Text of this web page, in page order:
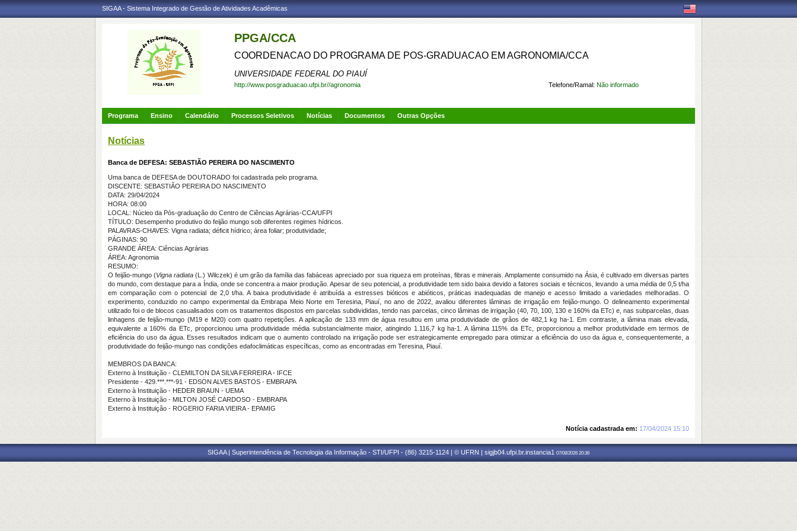
SIGAA - Sistema Integrado de Gestão de Atividades Acadêmicas
PPGA/CCA
COORDENACAO DO PROGRAMA DE POS-GRADUACAO EM AGRONOMIA/CCA
UNIVERSIDADE FEDERAL DO PIAUÍ
Telefone/Ramal: Não informado
http://www.posgraduacao.ufpi.br//agronomia
Programa Ensino Calendário Processos Seletivos Notícias Documentos Outras Opções
Notícias
Banca de DEFESA: SEBASTIÃO PEREIRA DO NASCIMENTO
Uma banca de DEFESA de DOUTORADO foi cadastrada pelo programa.
DISCENTE: SEBASTIÃO PEREIRA DO NASCIMENTO
DATA: 29/04/2024
HORA: 08:00
LOCAL: Núcleo da Pós-graduação do Centro de Ciências Agrárias-CCA/UFPI
TÍTULO: Desempenho produtivo do feijão mungo sob diferentes regimes hídricos.
PALAVRAS-CHAVES: Vigna radiata; déficit hídrico; área foliar; produtividade;
PÁGINAS: 90
GRANDE ÁREA: Ciências Agrárias
ÁREA: Agronomia
RESUMO:
O feijão-mungo (Vigna radiata(L.) Wilczek) é um grão da família das fabáceas apreciado por sua riqueza em proteínas, fibras e minerais. Amplamente consumido na Ásia, é cultivado em diversas partes
do mundo, com destaque para a Índia, onde se concentra a maior produção. Apesar de seu potencial, a produtividade tem sido baixa devido a fatores sociais e técnicos, levando a uma média de 0,5 t/ha
em comparação com o potencial de 2,0 t/ha. A baixa produtividade é atribuída a estresses bióticos e abióticos, práticas inadequadas de manejo e acesso limitado a variedades melhoradas. O
experimento, conduzido no campo experimental da Embrapa Meio Norte em Teresina, Piauí, no ano de 2022, avaliou diferentes lâminas de irrigação em feijão-mungo. O delineamento experimental
utilizado foi o de blocos casualisados com os tratamentos dispostos em parcelas subdivididas, tendo nas parcelas, cinco lâminas de irrigação (40, 70, 100, 130 e 160% da ETc) e, nas subparcelas, duas
linhagens de feijão-mungo (M19 e M20) com quatro repetições. A aplicação de 133 mm de água resultou em uma produtividade de grãos de 482,1 kg ha-1. Em contraste, a lâmina mais elevada,
equivalente a 160% da ETc, proporcionou uma produtividade média substancialmente maior, atingindo 1.116,7 kg ha-1. A lâmina 115% da ETc, proporcionou a melhor produtividade em termos de
eficiência do uso da água. Esses resultados indicam que o aumento controlado na irrigação pode ser estrategicamente empregado para otimizar a eficiência do uso da água e, consequentemente, a
produtividade do feijão-mungo nas condições edafoclimáticas específicas, como as encontradas em Teresina, Piauí.
MEMBROS DA BANCA:
Externo à Instituição - CLEMILTON DA SILVA FERREIRA - IFCE
Presidente - 429.***.***-91 - EDSON ALVES BASTOS - EMBRAPA
Externo à Instituição - HEDER BRAUN - UEMA
Externo à Instituição - MILTON JOSÉ CARDOSO - EMBRAPA
Externo à Instituição - ROGERIO FARIA VIEIRA - EPAMIG
Notícia cadastrada em: 17/04/2024 15:10
SIGAA | Superintendência de Tecnologia da Informação - STI/UFPI - (86) 3215-1124 | © UFRN | sigjb04.ufpi.br.instancia1 07/08/2026 20:36